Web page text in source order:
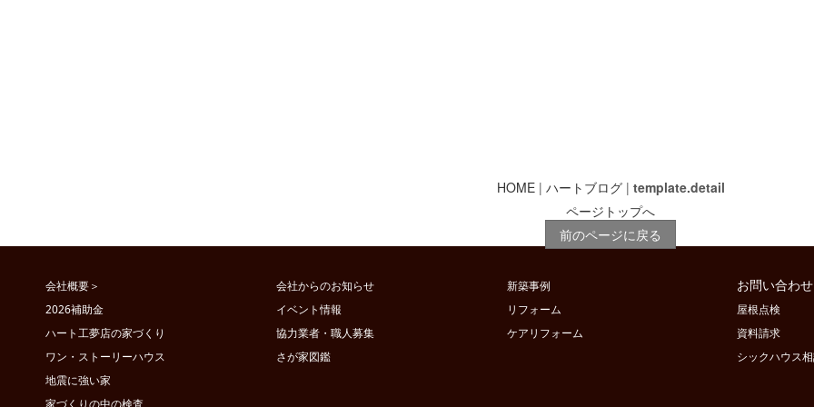
HOME| ハートブログ| template.detail
ページトップへ
前のページに戻る
会社概要＞
2026補助金
ハート工夢店の家づくり
ワン・ストーリーハウス
地震に強い家
家づくりの中の検査
会社からのお知らせ
イベント情報
協力業者・職人募集
さが家図鑑
新築事例
リフォーム
ケアリフォーム
お問い合わせ
屋根点検
資料請求
シックハウス